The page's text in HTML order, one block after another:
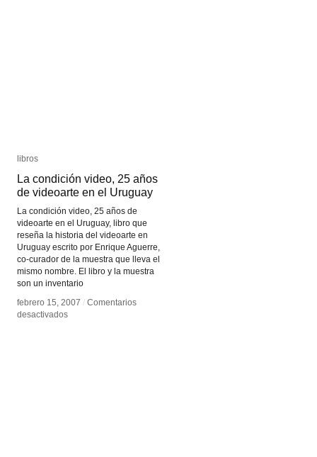
libros
La condición video, 25 años
de videoarte en el Uruguay
La condición video, 25 años de
videoarte en el Uruguay, libro que
reseña la historia del videoarte en
Uruguay escrito por Enrique Aguerre,
co-curador de la muestra que lleva el
mismo nombre. El libro y la muestra
son un inventario
febrero 15, 2007 / Comentarios
desactivadosen
libros
La condición video, 25 años
de videoarte en el Uruguay
febrero 15, 2007 / Comentarios
desactivadosen